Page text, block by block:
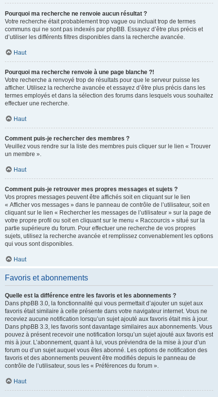
Pourquoi ma recherche ne renvoie aucun résultat ?
Votre recherche était probablement trop vague ou incluait trop de termes
communs qui ne sont pas indexés par phpBB. Essayez d’être plus précis et
d’utiliser les différents filtres disponibles dans la recherche avancée.
Haut
Pourquoi ma recherche renvoie à une page blanche ?!
Votre recherche a renvoyé trop de résultats pour que le serveur puisse les
afficher. Utilisez la recherche avancée et essayez d’être plus précis dans les
termes employés et dans la sélection des forums dans lesquels vous souhaitez
effectuer une recherche.
Haut
Comment puis-je rechercher des membres ?
Veuillez vous rendre sur la liste des membres puis cliquer sur le lien « Trouver
un membre ».
Haut
Comment puis-je retrouver mes propres messages et sujets ?
Vos propres messages peuvent être affichés soit en cliquant sur le lien
« Afficher vos messages » dans le panneau de contrôle de l’utilisateur, soit en
cliquant sur le lien « Rechercher les messages de l’utilisateur » sur la page de
votre propre profil ou soit en cliquant sur le menu « Raccourcis » situé sur la
partie supérieure du forum. Pour effectuer une recherche de vos propres
sujets, utilisez la recherche avancée et remplissez convenablement les options
qui vous sont disponibles.
Haut
Favoris et abonnements
Quelle est la différence entre les favoris et les abonnements ?
Dans phpBB 3.0, la fonctionnalité qui vous permettait d’ajouter un sujet aux
favoris était similaire à celle présente dans votre navigateur internet. Vous ne
receviez aucune notification lorsqu’un sujet ajouté aux favoris était mis à jour.
Dans phpBB 3.3, les favoris sont davantage similaires aux abonnements. Vous
pouvez à présent recevoir une notification lorsqu’un sujet ajouté aux favoris est
mis à jour. L’abonnement, quant à lui, vous préviendra de la mise à jour d’un
forum ou d’un sujet auquel vous êtes abonné. Les options de notification des
favoris et des abonnements peuvent être modifiés depuis le panneau de
contrôle de l’utilisateur, sous les « Préférences du forum ».
Haut